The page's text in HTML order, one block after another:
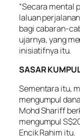
“Secara mental
laluan
bagi cabaran-
ujarnya, yang
inisiatifnya itu.
SASAR
Sementara itu,
mengumpul
Mohd Shariff
mengumpul
Encik Rahim itu.